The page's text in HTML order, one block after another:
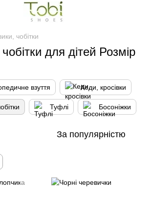
чобітки
для дітей Розмір
взуття Кеди, кросівки
Туфлі Босоніжки
За популярністю